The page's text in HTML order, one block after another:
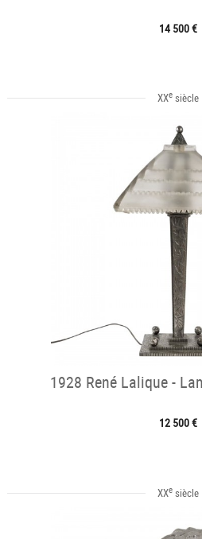
14 500 €
XXesiècle
1928 René Lalique -
12 500 €
XXesiècle